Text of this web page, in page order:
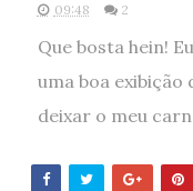
09:48 2
Que bosta hein!
uma boa exibição
deixar o meu